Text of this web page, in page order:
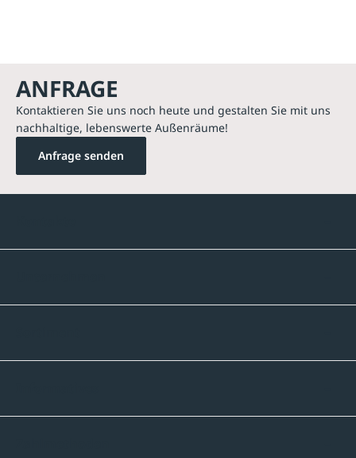
ANFRAGE
Kontaktieren Sie uns noch heute und gestalten Sie mit uns
nachhaltige, lebenswerte Außenräume!
Anfrage senden